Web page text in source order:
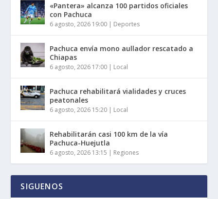
«Pantera» alcanza 100 partidos oficiales
con Pachuca
6 agosto, 2026 19:00 | Deportes
Pachuca envía mono aullador rescatado a
Chiapas
6 agosto, 2026 17:00 | Local
Pachuca rehabilitará vialidades y cruces
peatonales
6 agosto, 2026 15:20 | Local
Rehabilitarán casi 100 km de la vía
Pachuca-Huejutla
6 agosto, 2026 13:15 | Regiones
SIGUENOS